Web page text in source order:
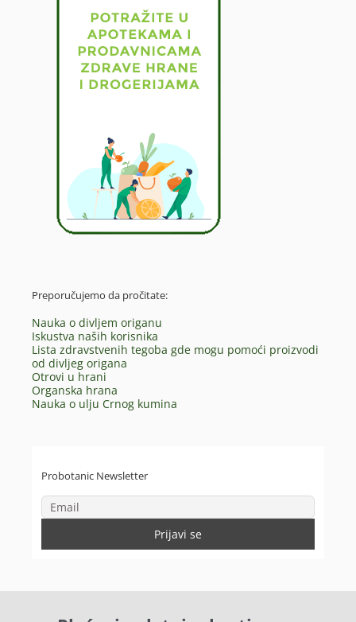
Preporučujemo da pročitate:
Nauka o divljem origanu
Iskustva naših korisnika
Lista zdravstvenih tegoba gde mogu pomoći proizvodi
od divljeg origana
Otrovi u hrani
Organska hrana
Nauka o ulju Crnog kumina
Probotanic Newsletter